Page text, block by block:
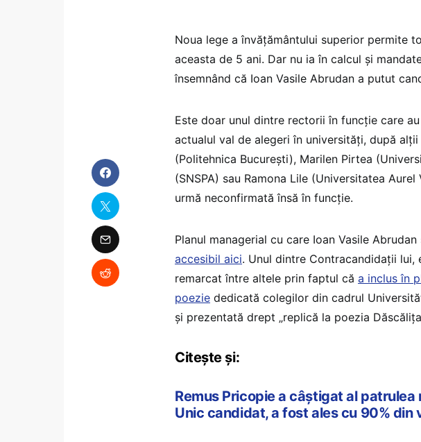
Noua lege a învățământului superior permite
aceasta de 5 ani. Dar nu ia în calcul și
însemnând că Ioan Vasile Abrudan a putut
Este doar unul dintre rectorii în funcție care
actualul val de alegeri în universități, după
(Politehnica București), Marilen Pirtea
(SNSPA) sau Ramona Lile (Universitatea
urmă neconfirmată însă în funcție.
Planul managerial cu care Ioan Vasile
accesibil aici. Unul dintre Contracandidații lui,
remarcat între altele prin faptul că a inclus în
poezie dedicată colegilor din cadrul
și prezentată drept „replică la poezia
Citește și:
Remus Pricopie a câștigat al patrulea
Unic candidat, a fost ales cu 90% din